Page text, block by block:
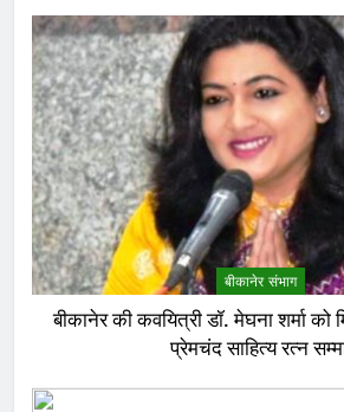
बीकानेर संभाग
बीकानेर की कवयित्री डॉ. मेघना शर्मा को
प्रेमचंद साहित्य रत्न